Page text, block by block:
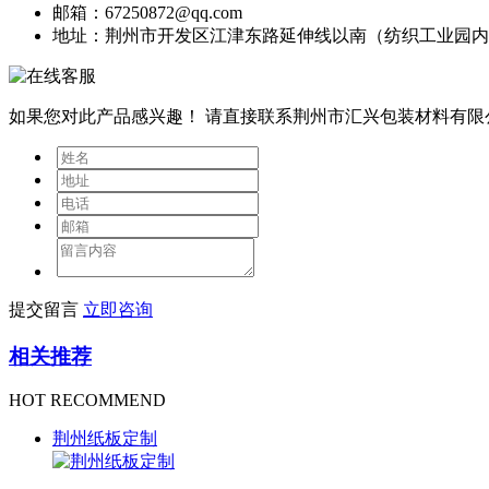
邮箱：67250872@qq.com
地址：荆州市开发区江津东路延伸线以南（纺织工业园内
如果您对此产品感兴趣！ 请直接联系荆州市汇兴包装材料有限
提交留言 立即咨询
相关推荐
HOT RECOMMEND
荆州纸板定制